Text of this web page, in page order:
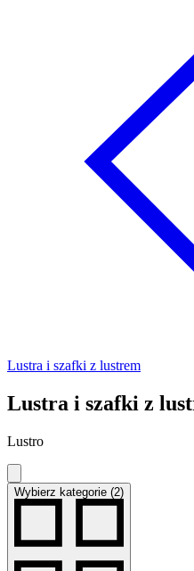
Lustra i szafki z lustrem
Lustra i szafki z
Lustro
Wybierz kategorie (2)